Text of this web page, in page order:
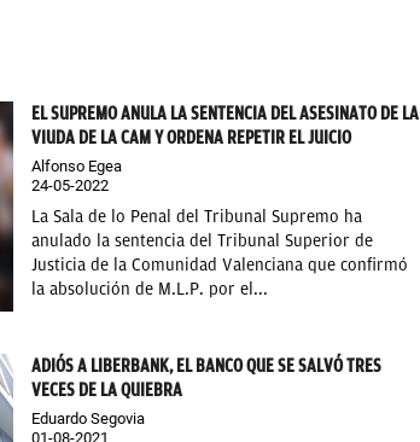
EL SUPREMO ANULA LA SENTENCIA DEL ASESINATO DE LA
VIUDA DE LA CAM Y ORDENA REPETIR EL JUICIO
Alfonso Egea
24-05-2022
La Sala de lo Penal del Tribunal Supremo ha
anulado la sentencia del Tribunal Superior de
Justicia de la Comunidad Valenciana que confirmó
la absolución de M.L.P. por el...
ADIÓS A LIBERBANK, EL BANCO QUE SE SALVÓ TRES
VECES DE LA QUIEBRA
Eduardo Segovia
01-08-2021